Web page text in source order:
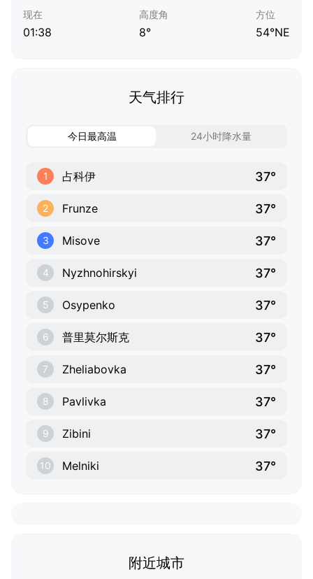
现在
01:38
高度角
8°
方位
54°NE
天气排行
今日最高温 24小时降水量
1 占科伊 37°
2 Frunze 37°
3 Misove 37°
4 Nyzhnohirskyi 37°
5 Osypenko 37°
6 普里莫尔斯克 37°
7 Zheliabovka 37°
8 Pavlivka 37°
9 Zibini 37°
10 Melniki 37°
附近城市